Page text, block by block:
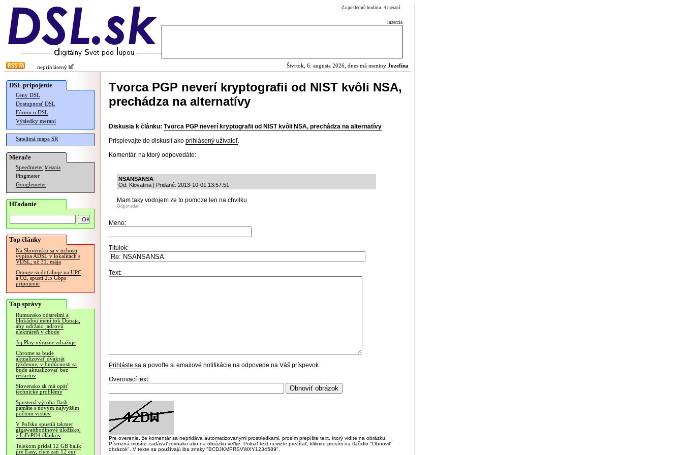
Za poslednú hodinu: 4 meraní
inzercia
neprihlásený Štvrtok, 6. augusta 2026, dnes má meniny Jozefína
DSL pripojenie
Ceny DSL
Dostupnosť DSL
Fórum o DSL
Výsledky meraní
Satelitná mapa SR
Merače
Speedmeter Merania
Pingmeter
Googlemeter
Hľadanie
Top články
Na Slovensku sa v tichosti
vypína ADSL v lokalitách s
VDSL, už 31. mája
Orange sa doťahuje na UPC
a O2, spustí 2.5 Gbps
pripojenie
Top správy
Rumunsko odstrelmi a
blokádou mení tok Dunaja,
aby udržalo jadrovú
elektráreň v chode
Joj Play výrazne zdražuje
Chrome sa bude
aktualizovať dvakrát
týždenne, v budúcnosti sa
bude aktualizovať bez
reštartov
Slovensko.sk má opäť
technické problémy
Spustená výroba flash
pamäte s novým najvyšším
počtom vrstiev
V Poľsku spustili takmer
gigawatthodinové úložisko,
z LiFePO4 článkov
Telekom pridal 12 GB balík
pre Easy, chce zaň 12 eur
Tvorca PGP neverí kryptografii od NIST kvôli NSA,
prechádza na alternatívy
Diskusia k článku: Tvorca PGP neverí kryptografii od NIST kvôli NSA, prechádza na alternatívy
Prispievajte do diskusií ako prihlásený užívateľ.
Komentár, na ktorý odpovedáte:
NSANSANSA
Od: Klovatina | Pridané: 2013-10-01 13:57:51
Mam taky vodojem ze to pomoze len na chvilku
Odpovedať
Meno:
Titulok:
Text:
Prihláste sa a povoľte si emailové notifikácie na odpovede na Váš príspevok.
Overovací text:
Pre overenie, že komentár sa nepridáva automatizovanými prostriedkami, prosím prepíšte text, ktorý vidíte na obrázku.
Písmená musíte zadávať rovnako ako na obrázku veľké. Pokiaľ text neviete prečítať, kliknite prosím na tlačidlo "Obnoviť
obrázok". V texte sa používajú iba znaky "BCDJKMPRSVWXY1234589".